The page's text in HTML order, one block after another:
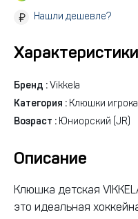
Нашли дешевле?
Характеристики
Бренд : Vikkela
Категория : Клюшки игрока
Возраст : Юниорский (JR)
Описание
Клюшка детская
это идеальная